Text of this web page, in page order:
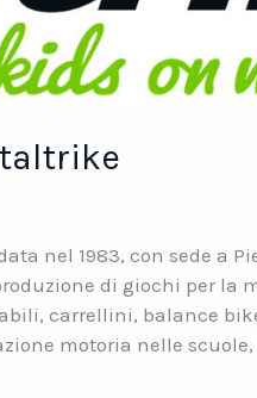
nel 1983, con sede a
di giochi per
carrellini, balance
motoria nelle